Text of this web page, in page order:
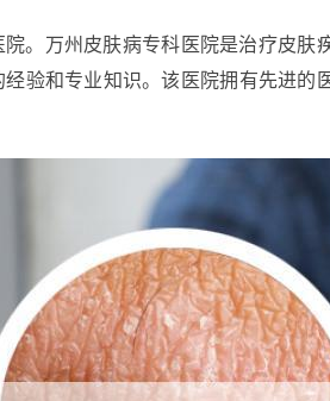
。万州皮肤病专科医院是治疗皮肤
验和专业知识。该医院拥有先进的